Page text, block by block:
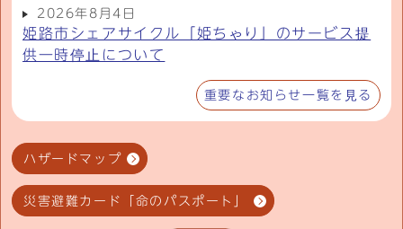
2026年8月4日
姫路市シェアサイクル「姫ちゃり」のサービス提
供一時停止について
重要なお知らせ一覧を見る
ハザードマップ
災害避難カード「命のパスポート」